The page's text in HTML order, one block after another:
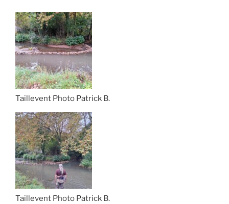
Taillevent Photo Patrick B.
Taillevent Photo Patrick B.